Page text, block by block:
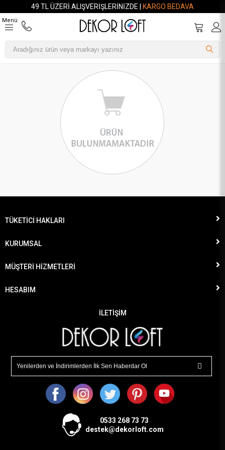
49 TL ÜZERI ALIŞVERIŞLERINIZDE | KARGO BEDAVA
Menü
TÜKETİCİ HAKLARI
KURUMSAL
MÜŞTERİ HİZMETLERİ
HESABIM
İLETİŞİM
0533 268 73 73
destek@dekorloft.com